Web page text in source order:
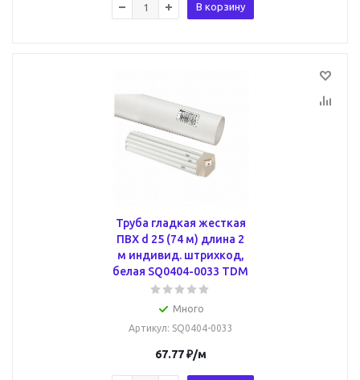
В корзину
Труба гладкая жесткая
ПВХ d 25 (74 м) длина 2
м индивид. штрихкод,
белая SQ0404-0033 TDM
Много
Артикул: SQ0404-0033
67.77₽/м